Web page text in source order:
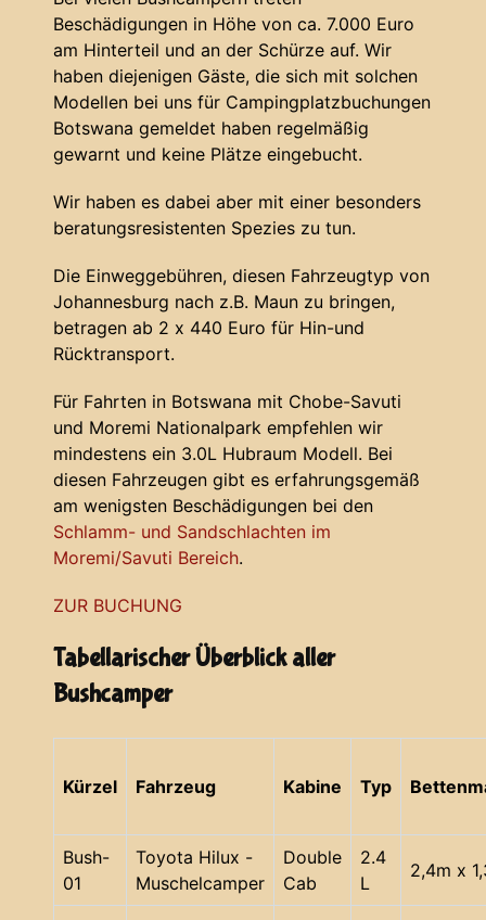
Beschädigungen in Höhe von ca. 7.000 Euro
am Hinterteil und an der Schürze auf. Wir
haben diejenigen Gäste, die sich mit solchen
Modellen bei uns für Campingplatzbuchungen
Botswana gemeldet haben regelmäßig
gewarnt und keine Plätze eingebucht.
Wir haben es dabei aber mit einer besonders
beratungsresistenten Spezies zu tun.
Die Einweggebühren, diesen Fahrzeugtyp von
Johannesburg nach z.B. Maun zu bringen,
betragen ab 2 x 440 Euro für Hin-und
Rücktransport.
Für Fahrten in Botswana mit Chobe-Savuti
und Moremi Nationalpark empfehlen wir
mindestens ein 3.0L Hubraum Modell. Bei
diesen Fahrzeugen gibt es erfahrungsgemäß
am wenigsten Beschädigungen bei den
Schlamm- und Sandschlachten im
Moremi/Savuti Bereich.
ZUR BUCHUNG
Tabellarischer Überblick aller
Bushcamper
Kürzel Fahrzeug Kabine Typ
Bush-
01
Toyota Hilux -
Muschelcamper
Double
Cab
2.4
L
2,4m x